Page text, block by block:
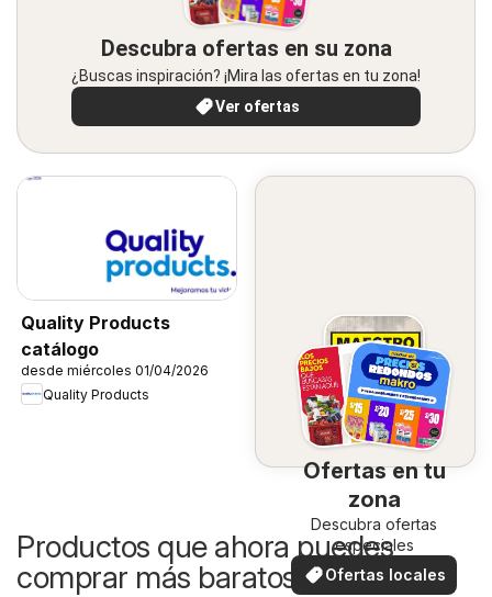
Descubra ofertas en su zona
¿Buscas inspiración? ¡Mira las ofertas en tu zona!
Ver ofertas
Quality Products
catálogo
desde miércoles 01/04/2026
Quality Products
Ofertas en tu
zona
Descubra ofertas
especiales
Ofertas locales
Productos que ahora puedes
comprar más baratos